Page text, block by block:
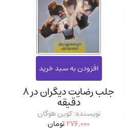
جلب رضایت دیگران در 8
دقیقه
نویسنده: کوین هوگان
276,000تومان